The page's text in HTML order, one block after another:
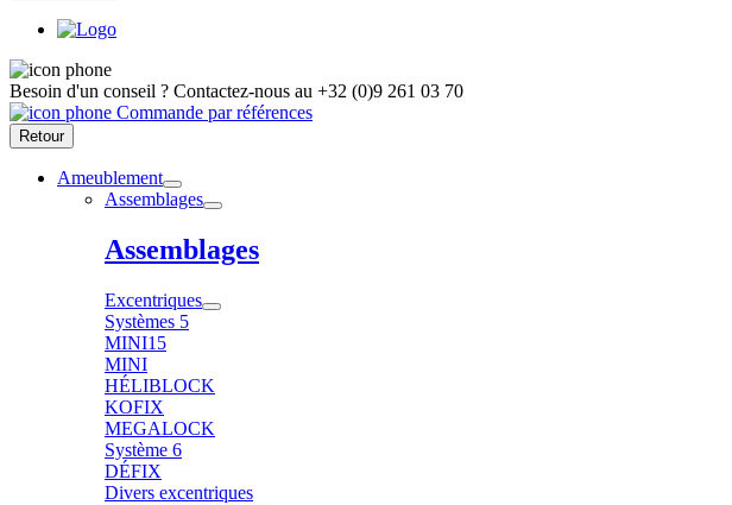
Besoin d'un conseil ? Contactez-nous au +32 (0)9 261 03 70
Commande par références
Retour
Ameublement
Assemblages
Assemblages
Excentriques
Systèmes 5
MINI15
MINI
HÉLIBLOCK
KOFIX
MEGALOCK
Système 6
DÉFIX
Divers excentriques